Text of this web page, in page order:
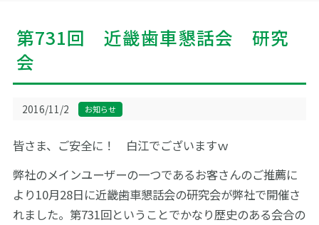
ブログ
Blog
第731回 近畿歯車懇話会 研究
会
2016/11/2 お知らせ
皆さま、ご安全に！ 白江でございますｗ
弊社のメインユーザーの一つであるお客さんのご推薦に
より10月28日に近畿歯車懇話会の研究会が弊社で開催さ
れました。第731回ということでかなり歴史のある会合の